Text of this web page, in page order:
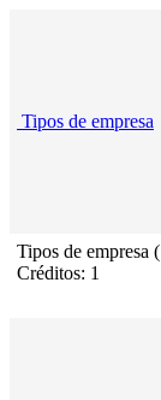
Tipos de empresa
Tipos de empresa
Créditos: 1